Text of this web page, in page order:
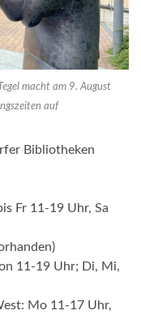
macht am 9. August
auf
Bibliotheken
Fr 11-19 Uhr, Sa
11-19 Uhr; Di, Mi,
Mo 11-17 Uhr,